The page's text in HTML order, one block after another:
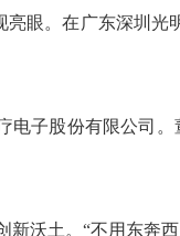
眼。在广东深圳光
子股份有限公司。
土。“不用东奔西